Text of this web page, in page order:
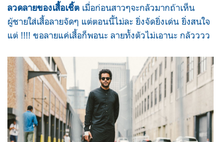
ลวดลายของเสื้อเชิ้ต เมื่อก่อนสาวๆจะกลัวมากถ้าเห็น
ผู้ชายใส่เสื้อลายจัดๆ แต่ตอนนี้ไม่ละ ยิ่งจัดยิ่งเด่น ยิ่งสนใจ
แต่ !!!! ขอลายแค่เสื้อก็พอนะ ลายทั้งตัวไม่เอานะ กลัวววว